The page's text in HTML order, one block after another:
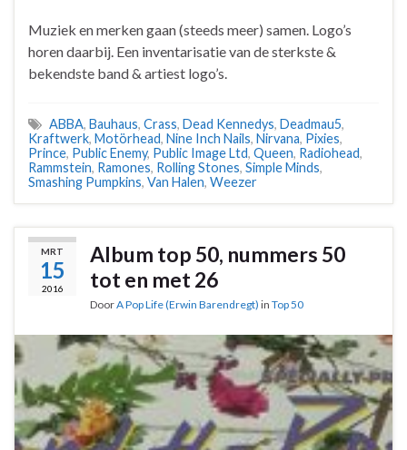
Muziek en merken gaan (steeds meer) samen. Logo’s
horen daarbij. Een inventarisatie van de sterkste &
bekendste band & artiest logo’s.
ABBA, Bauhaus, Crass, Dead Kennedys, Deadmau5,
Kraftwerk, Motörhead, Nine Inch Nails, Nirvana, Pixies,
Prince, Public Enemy, Public Image Ltd, Queen, Radiohead,
Rammstein, Ramones, Rolling Stones, Simple Minds,
Smashing Pumpkins, Van Halen, Weezer
MRT
15
2016
Album top 50, nummers 50
tot en met 26
DoorA Pop Life (Erwin Barendregt) in Top 50